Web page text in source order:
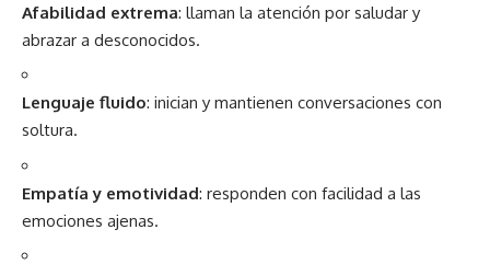
Afabilidad extrema: llaman la atención por saludar y
abrazar a desconocidos.
Lenguaje fluido: inician y mantienen conversaciones con
soltura.
Empatía y emotividad: responden con facilidad a las
emociones ajenas.